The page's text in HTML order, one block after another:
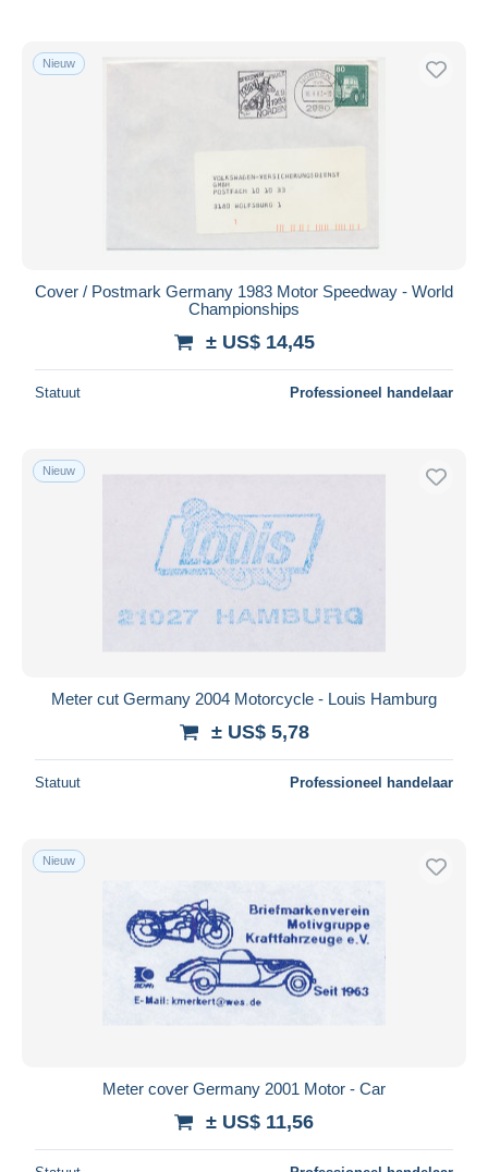
Nieuw
Cover / Postmark Germany 1983 Motor Speedway - World
Championships
± US$ 14,45
Statuut Professioneel handelaar
Nieuw
Meter cut Germany 2004 Motorcycle - Louis Hamburg
± US$ 5,78
Statuut Professioneel handelaar
Nieuw
Meter cover Germany 2001 Motor - Car
± US$ 11,56